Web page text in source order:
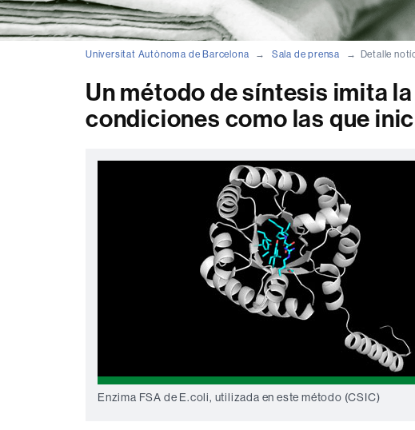
Universitat Autònoma de Barcelona Sala de prensa Detalle
Un método de síntesis imita
condiciones como las que
Enzima FSA de E.coli, utilizada en este método (CSIC)